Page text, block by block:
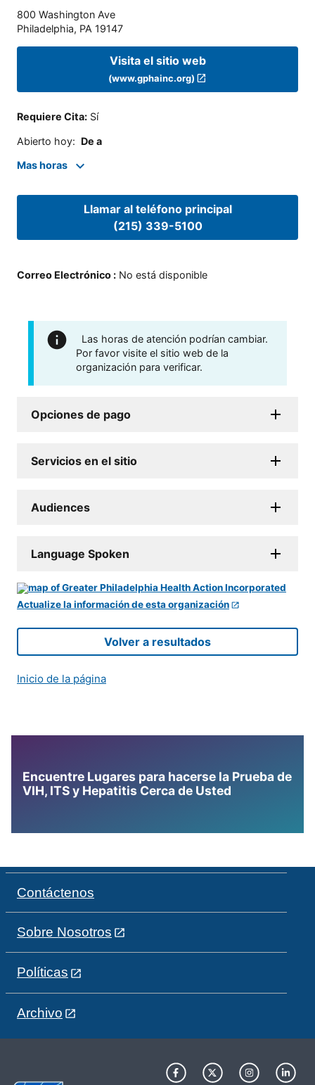
800 Washington Ave
Philadelphia, PA 19147
Visita el sitio web
(www.gphainc.org)
Requiere Cita: Sí
Abierto hoy: De a
Mas horas
Llamar al teléfono principal
(215) 339-5100
Correo Electrónico : No está disponible
Las horas de atención podrían cambiar.
Por favor visite el sitio web de la
organización para verificar.
Opciones de pago
Servicios en el sitio
Audiences
Language Spoken
Actualize la información de esta organización
Volver a resultados
Inicio de la página
Encuentre Lugares para hacerse la Prueba de
VIH, ITS y Hepatitis Cerca de Usted
Contáctenos
Sobre Nosotros
Políticas
Archivo